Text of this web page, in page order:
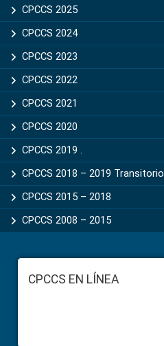
CPCCS 2025
CPCCS 2024
CPCCS 2023
CPCCS 2022
CPCCS 2021
CPCCS 2020
CPCCS 2019 .
CPCCS 2018 – 2019 Transitorio
CPCCS 2015 – 2018
CPCCS 2008 – 2015
FooterCPCCS EN LÍNEA